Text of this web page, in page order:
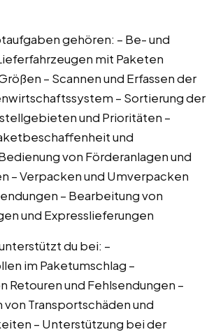
gehören: – Be- und
mit Paketen
– Scannen und Erfassen der
– Sortierung der
und Prioritäten –
und
von Förderanlagen und
– Verpacken und Umverpacken
– Bearbeitung von
und Expresslieferungen
du bei: –
im Paketumschlag –
Retouren und Fehlsendungen –
Transportschäden und
– Unterstützung bei der